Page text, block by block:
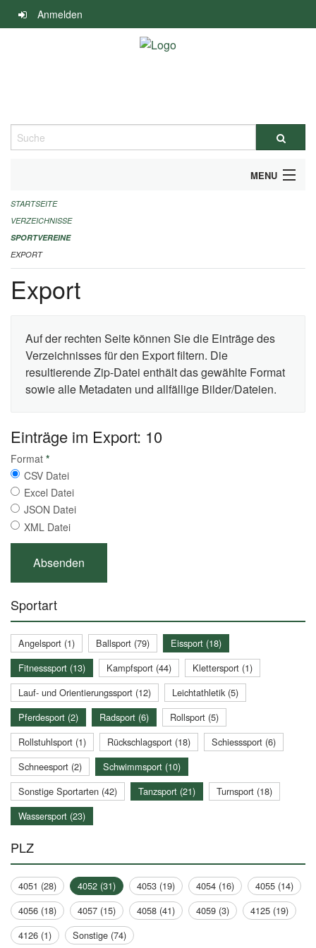
Navigation
überspringen
Anmelden
Suche
MENU
ALLGEMEINE INFORMATIONEN
FINANZIELLE UNTERSTÜTZUNG BENÖTIGT?
KONTAKT
STARTSEITE
VERZEICHNISSE
SPORTVEREINE
EXPORT
Export
Auf der rechten Seite können Sie die Einträge des
Verzeichnisses für den Export filtern. Die
resultierende Zip-Datei enthält das gewählte Format
sowie alle Metadaten und allfällige Bilder/Dateien.
Einträge im Export: 10
Format *
CSV Datei
Excel Datei
JSON Datei
XML Datei
Sportart
Angelsport (1) Ballsport (79)
Eissport (18)
Fitnesssport (13)
Kampfsport (44)
Klettersport (1)
Lauf- und Orientierungssport (12)
Leichtathletik (5)
Pferdesport (2)
Radsport (6)
Rollsport (5)
Rollstuhlsport (1)
Rückschlagsport (18)
Schiesssport (6)
Schneesport (2)
Schwimmsport (10)
Sonstige Sportarten (42)
Tanzsport (21)
Turnsport (18)
Wassersport (23)
PLZ
4051 (28) 4052 (31) 4053 (19) 4054 (16)
4055 (14)
4056 (18)
4057 (15) 4058 (41) 4059 (3)
4125 (19)
4126 (1)
Sonstige (74)